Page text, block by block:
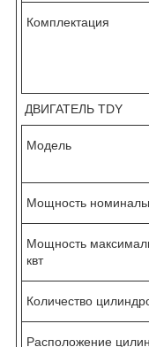
Комплектация
ДВИГАТЕЛЬ TDY
Модель
Мощность
Мощность
квт
Количество
Расположение